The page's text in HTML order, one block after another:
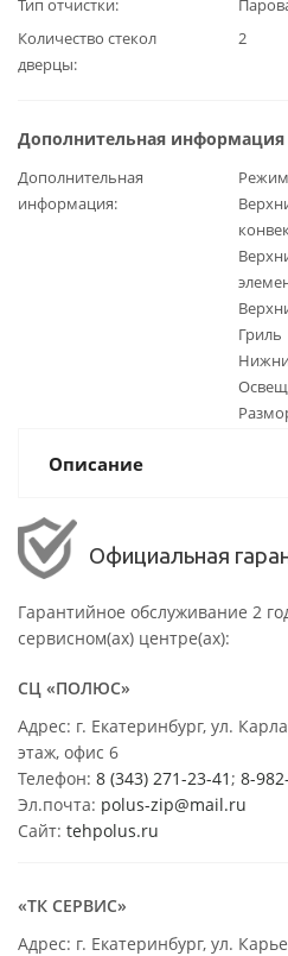
Количество стекол
дверцы
2
Дополнительная информация
Дополнительная
информация
Гриль
Описание
Официальная
Гарантийное обслуживание 2
сервисном(ах) центре(ах):
СЦ «ПОЛЮС»
Адрес: г. Екатеринбург, ул.
этаж, офис 6
Телефон: 8 (343) 271-23-41 ; 8-
Эл.почта: polus-zip@mail.ru
Сайт: tehpolus.ru
«ТК СЕРВИС»
Адрес: г. Екатеринбург, ул.